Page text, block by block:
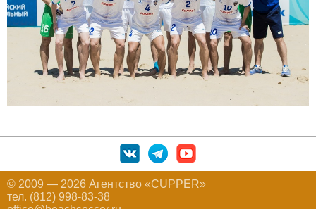
© 2009 — 2026 Агентство «CUPPER»
тел. (812) 998-83-38